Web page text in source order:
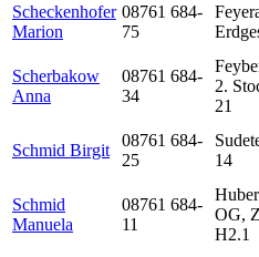
Scheckenhofer
Marion
08761 684-
75
Scherbakow
Anna
08761 684-
34
2.
21
Schmid Birgit
08761 684-
25
14
Schmid
Manuela
08761 684-
11
OG,
H2.1